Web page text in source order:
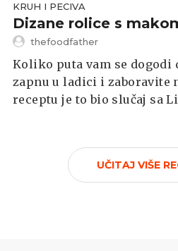
KRUH I PECIVA
Dizane rolice s
thefoodfather
Koliko puta vam se dogodi
zapnu u ladici i zaboravite
receptu je to bio slučaj sa
UČITAJ VIŠE